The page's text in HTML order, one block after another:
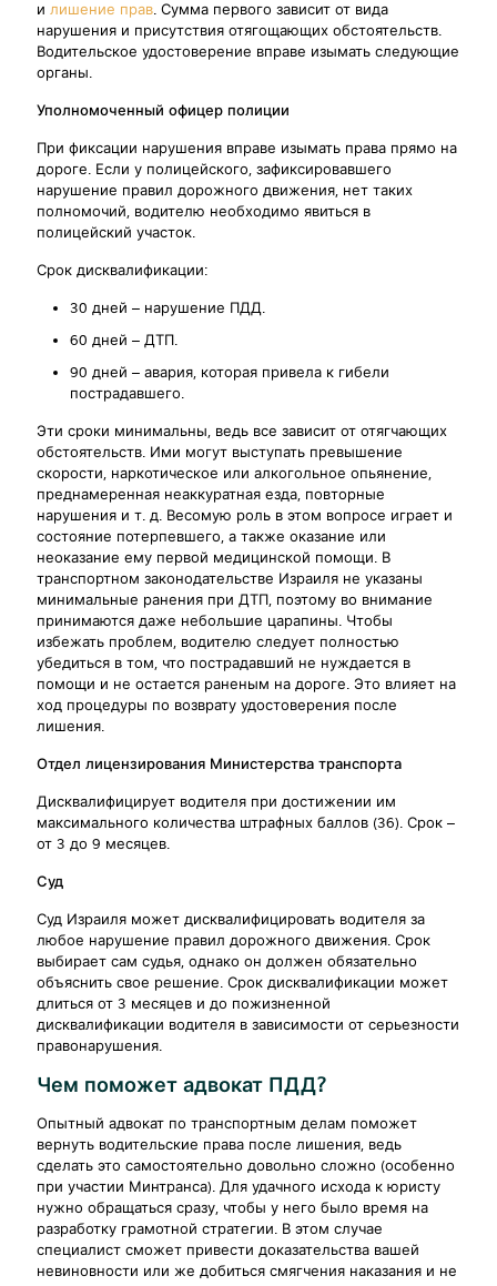
и лишение прав. Сумма первого зависит от вида
нарушения и присутствия отягощающих обстоятельств.
Водительское удостоверение вправе изымать следующие
органы.
Уполномоченный офицер полиции
При фиксации нарушения вправе изымать права прямо на
дороге. Если у полицейского, зафиксировавшего
нарушение правил дорожного движения, нет таких
полномочий, водителю необходимо явиться в
полицейский участок.
Срок дисквалификации:
30 дней – нарушение ПДД.
60 дней – ДТП.
90 дней – авария, которая привела к гибели
пострадавшего.
Эти сроки минимальны, ведь все зависит от отягчающих
обстоятельств. Ими могут выступать превышение
скорости, наркотическое или алкогольное опьянение,
преднамеренная неаккуратная езда, повторные
нарушения и т. д. Весомую роль в этом вопросе играет и
состояние потерпевшего, а также оказание или
неоказание ему первой медицинской помощи. В
транспортном законодательстве Израиля не указаны
минимальные ранения при ДТП, поэтому во внимание
принимаются даже небольшие царапины. Чтобы
избежать проблем, водителю следует полностью
убедиться в том, что пострадавший не нуждается в
помощи и не остается раненым на дороге. Это влияет на
ход процедуры по возврату удостоверения после
лишения.
Отдел лицензирования Министерства транспорта
Дисквалифицирует водителя при достижении им
максимального количества штрафных баллов (36). Срок –
от 3 до 9 месяцев.
Суд
Суд Израиля может дисквалифицировать водителя за
любое нарушение правил дорожного движения. Срок
выбирает сам судья, однако он должен обязательно
объяснить свое решение. Срок дисквалификации может
длиться от 3 месяцев и до пожизненной
дисквалификации водителя в зависимости от серьезности
правонарушения.
Чем поможет адвокат ПДД?
Опытный адвокат по транспортным делам поможет
вернуть водительские права после лишения, ведь
сделать это самостоятельно довольно сложно (особенно
при участии Минтранса). Для удачного исхода к юристу
нужно обращаться сразу, чтобы у него было время на
разработку грамотной стратегии. В этом случае
специалист сможет привести доказательства вашей
невиновности или же добиться смягчения наказания и не